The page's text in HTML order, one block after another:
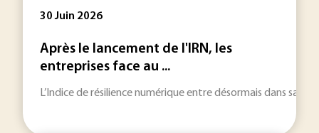
30 Juin 2026
Après le lancement de l'IRN, les
entreprises face au ...
L’Indice de résilience numérique entre désormais dans sa